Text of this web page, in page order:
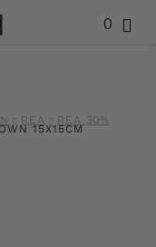
0
REA REA 30%
15X15CM